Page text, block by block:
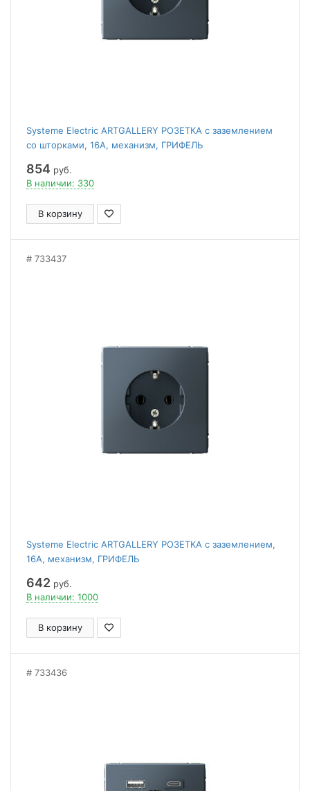
Systeme Electric ARTGALLERY РОЗЕТКА с заземлением
со шторками, 16А, механизм, ГРИФЕЛЬ
854 руб.
В наличии: 330
В корзину
733437
Systeme Electric ARTGALLERY РОЗЕТКА с заземлением,
16А, механизм, ГРИФЕЛЬ
642 руб.
В наличии: 1000
В корзину
733436